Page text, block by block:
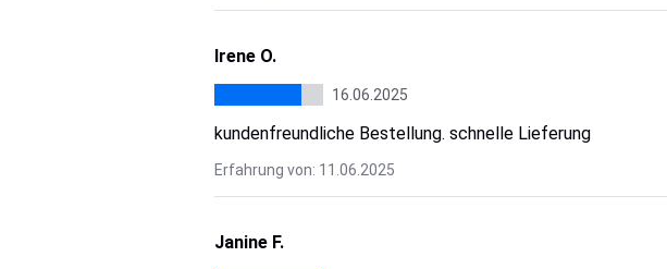
Irene O.
16.06.2025
kundenfreundliche Bestellung. schnelle Lieferung
Erfahrung von: 11.06.2025
Janine F.